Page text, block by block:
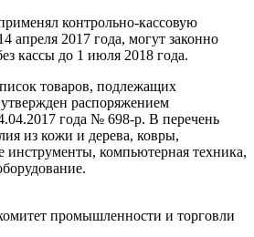
контрольно-кассовую
апреля 2017 года, могут законно
кассы до 1 июля 2018 года.
товаров, подлежащих
распоряжением
года № 698-р. В перечень
из кожи и дерева, ковры,
инструменты, компьютерная техника,
промышленности и торговли